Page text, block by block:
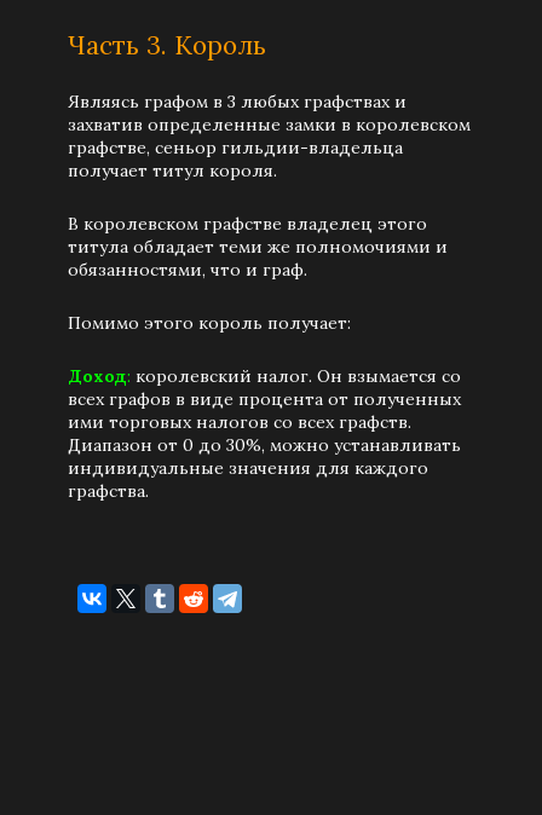
Часть 3. Король
Являясь графом в 3 любых графствах и
захватив определенные замки в королевском
графстве, сеньор гильдии-владельца
получает титул короля.
В королевском графстве владелец этого
титула обладает теми же полномочиями и
обязанностями, что и граф.
Помимо этого король получает:
Доход: королевский налог. Он взымается со
всех графов в виде процента от полученных
ими торговых налогов со всех графств.
Диапазон от 0 до 30%, можно устанавливать
индивидуальные значения для каждого
графства.